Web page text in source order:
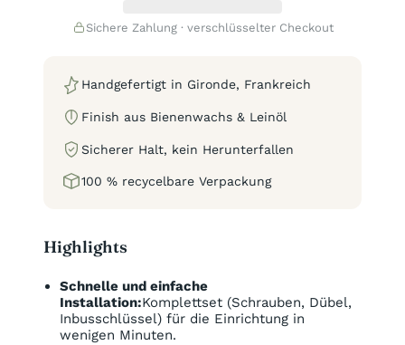
Sichere Zahlung · verschlüsselter Checkout
Handgefertigt in Gironde, Frankreich
Finish aus Bienenwachs & Leinöl
Sicherer Halt, kein Herunterfallen
100 % recycelbare Verpackung
Highlights
Schnelle und einfache
Installation:Komplettset (Schrauben, Dübel,
Inbusschlüssel) für die Einrichtung in
wenigen Minuten.